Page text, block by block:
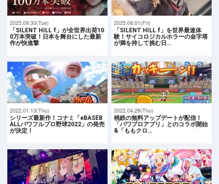
2025.09.30(Tue)
「SILENT HILL f」が全世界出荷10
0万本突破！日本を舞台にした最新
作が快進撃
2025.08.01(Fri)
「SILENT HILL f」を世界最速体
験！サイコロジカルホラーの金字塔
が満を持して挑む日…
2022.01.13(Thu)
シリーズ最新作！コナミ「eBASEB
ALLパワフルプロ野球2022」の発売
が決定！
2022.04.28(Thu)
桃鉄の無料アップデートが配信！
「パワプロアプリ」とのコラボ開始
&「ももクロ…